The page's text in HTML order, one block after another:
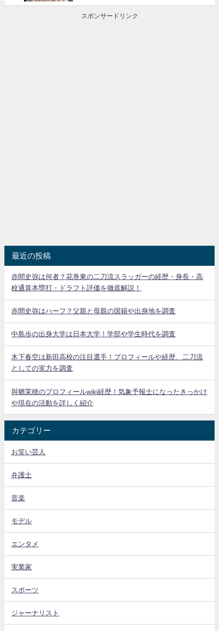
スポンサードリンク
最近の投稿
赤間史弥は何者？花巻東の二刀流スラッガーの経歴・身長・高
校通算本塁打・ドラフト評価を徹底解説！
赤間史弥はハーフ？父親と母親の国籍や出身地を調査
中島歩の出身大学は日本大学！学部や学生時代を調査
木下春空は新田高校の注目選手！プロフィールや経歴、二刀流
としての実力を調査
與猶茉穂のプロフィールwiki経歴！気象予報士になったきっかけ
や現在の活動を詳しく紹介
カテゴリー
お笑い芸人
弁護士
音楽
モデル
エンタメ
実業家
スポーツ
ジャーナリスト